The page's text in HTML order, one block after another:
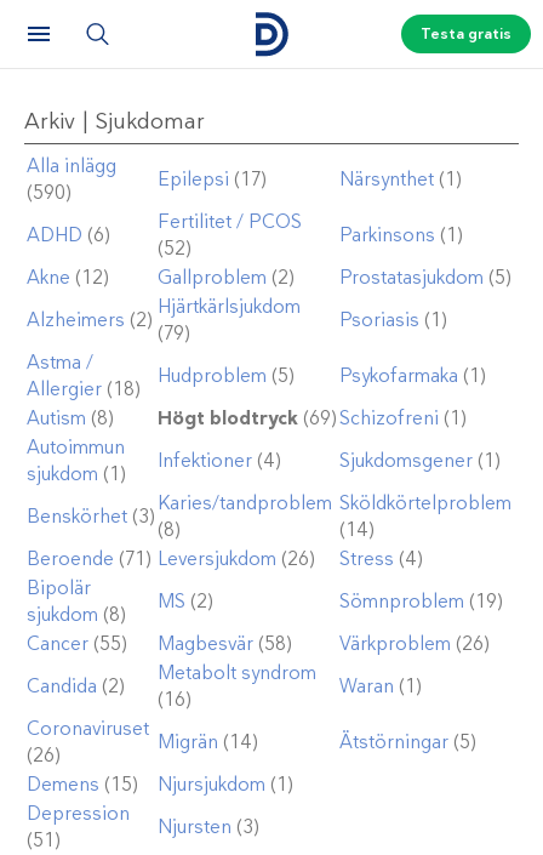
Testa gratis
Arkiv | Sjukdomar
Alla inlägg
(590)
Epilepsi (17) Närsynthet (1)
ADHD (6)
Fertilitet / PCOS
(52)
Parkinsons (1)
Akne (12) Gallproblem (2) Prostatasjukdom (5)
Alzheimers (2)
Hjärtkärlsjukdom
(79)
Psoriasis (1)
Astma /
Allergier (18)
Hudproblem (5) Psykofarmaka (1)
Autism (8) Högt blodtryck (69)Schizofreni (1)
Autoimmun
sjukdom (1)
Infektioner (4) Sjukdomsgener (1)
Benskörhet (3)
Karies/tandproblem
(8)
Sköldkörtelproblem
(14)
Beroende (71) Leversjukdom (26) Stress (4)
Bipolär
sjukdom (8)
MS (2) Sömnproblem (19)
Cancer (55) Magbesvär (58) Värkproblem (26)
Candida (2)
Metabolt syndrom
(16)
Waran (1)
Coronaviruset
(26)
Migrän (14) Ätstörningar (5)
Demens (15) Njursjukdom (1)
Depression
(51)
Njursten (3)